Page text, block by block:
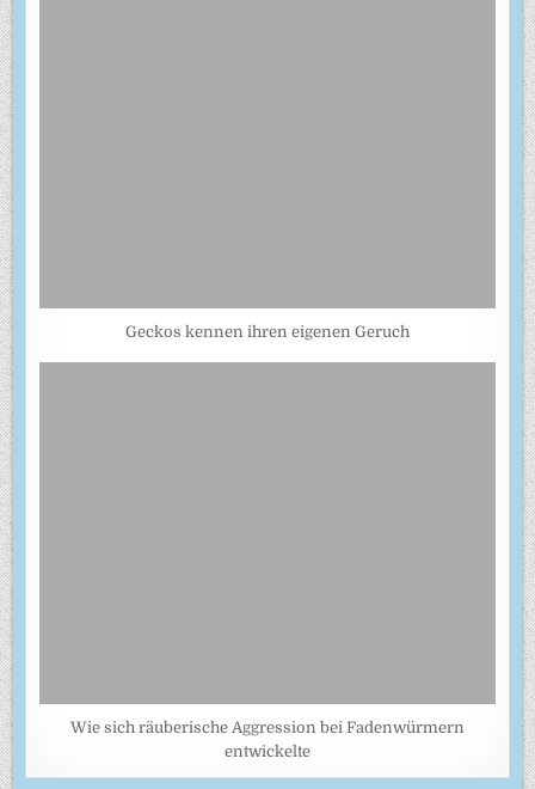
Geckos kennen ihren eigenen Geruch
Wie sich räuberische Aggression bei Fadenwürmern
entwickelte